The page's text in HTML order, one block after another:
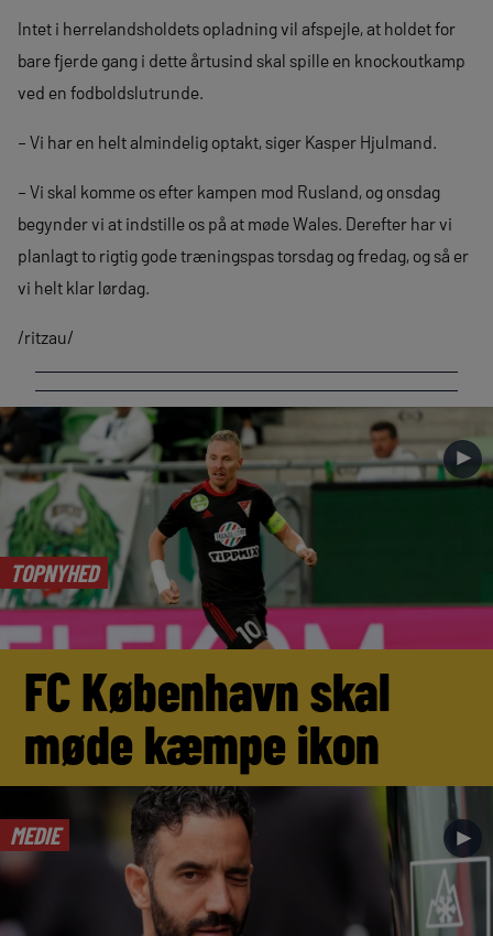
Intet i herrelandsholdets opladning vil afspejle, at holdet for
bare fjerde gang i dette årtusind skal spille en knockoutkamp
ved en fodboldslutrunde.
– Vi har en helt almindelig optakt, siger Kasper Hjulmand.
– Vi skal komme os efter kampen mod Rusland, og onsdag
begynder vi at indstille os på at møde Wales. Derefter har vi
planlagt to rigtig gode træningspas torsdag og fredag, og så er
vi helt klar lørdag.
/ritzau/
TOPNYHED
►
FC København skal
møde kæmpe ikon
MEDIE ►